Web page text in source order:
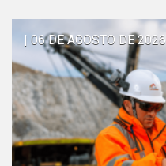
| 06 DE AGOSTO DE 2026